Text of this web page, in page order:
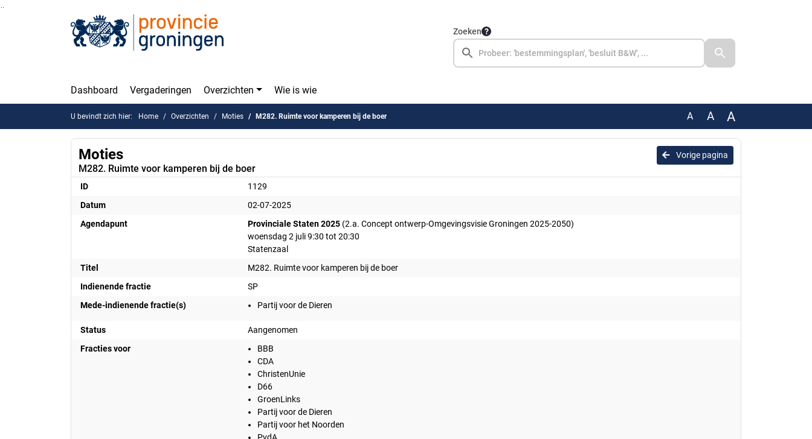
Ga naar de inhoud van deze pagina
Zoeken
Dashboard Vergaderingen Overzichten Wie is wie
U bevindt zich hier: Home Overzichten Moties M282. Ruimte voor kamperen bij de boer A A A
Vorige pagina
Moties
M282. Ruimte voor kamperen bij de boer
ID
1129
Datum
02-07-2025
Agendapunt
Provinciale Staten 2025 (2.a. Concept ontwerp-Omgevingsvisie Groningen 2025-2050)
woensdag 2 juli 9:30 tot 20:30
Statenzaal
Titel
M282. Ruimte voor kamperen bij de boer
Indienende fractie
SP
Mede-indienende fractie(s)
Partij voor de Dieren
Status
Aangenomen
Fracties voor
BBB
CDA
ChristenUnie
D66
GroenLinks
Partij voor de Dieren
Partij voor het Noorden